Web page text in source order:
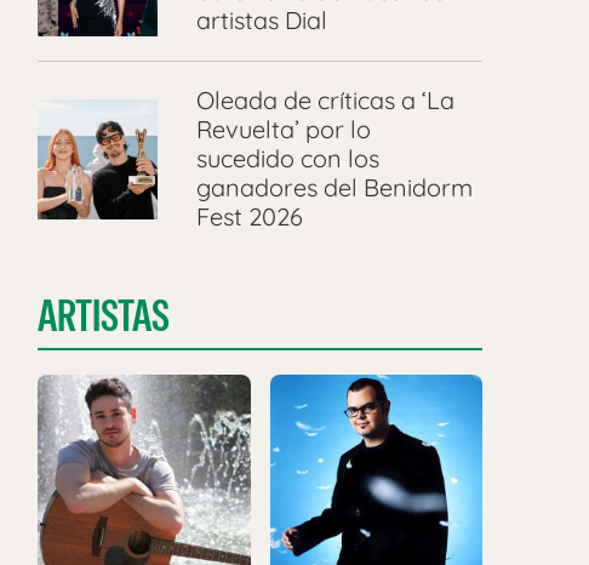
artistas Dial
Oleada de críticas a ‘La
Revuelta’ por lo
sucedido con los
ganadores del Benidorm
Fest 2026
ARTISTAS